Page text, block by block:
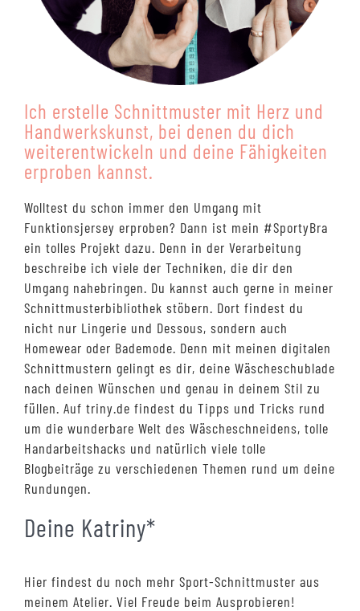
Ich erstelle Schnittmuster mit Herz und
Handwerkskunst, bei denen du dich
weiterentwickeln und deine Fähigkeiten
erproben kannst.
Wolltest du schon immer den Umgang mit
Funktionsjersey erproben? Dann ist mein #SportyBra
ein tolles Projekt dazu. Denn in der Verarbeitung
beschreibe ich viele der Techniken, die dir den
Umgang nahebringen. Du kannst auch gerne in meiner
Schnittmusterbibliothek stöbern. Dort findest du
nicht nur Lingerie und Dessous, sondern auch
Homewear oder Bademode. Denn mit meinen digitalen
Schnittmustern gelingt es dir, deine Wäscheschublade
nach deinen Wünschen und genau in deinem Stil zu
füllen. Auf triny.de findest du Tipps und Tricks rund
um die wunderbare Welt des Wäscheschneidens, tolle
Handarbeitshacks und natürlich viele tolle
Blogbeiträge zu verschiedenen Themen rund um deine
Rundungen.
Deine Katriny*
Hier findest du noch mehr Sport-Schnittmuster aus
meinem Atelier. Viel Freude beim Ausprobieren!